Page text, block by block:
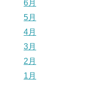
6月
5月
4月
3月
2月
1月